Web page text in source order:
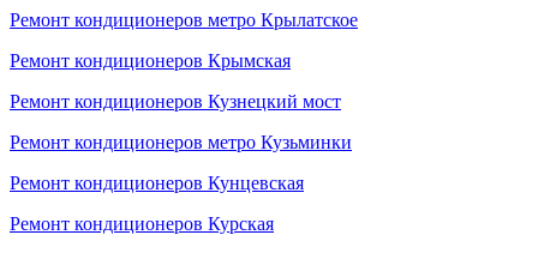
Ремонт кондиционеров метро Крылатское
Ремонт кондиционеров Крымская
Ремонт кондиционеров Кузнецкий мост
Ремонт кондиционеров метро Кузьминки
Ремонт кондиционеров Кунцевская
Ремонт кондиционеров Курская